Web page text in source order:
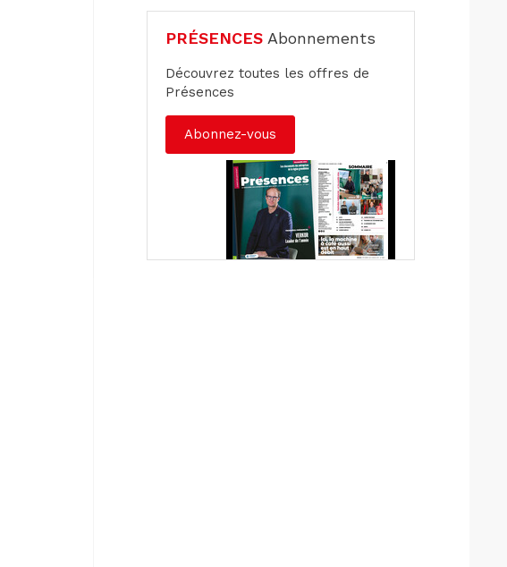
PRÉSENCES Abonnements
Découvrez toutes les offres de
Présences
Abonnez-vous